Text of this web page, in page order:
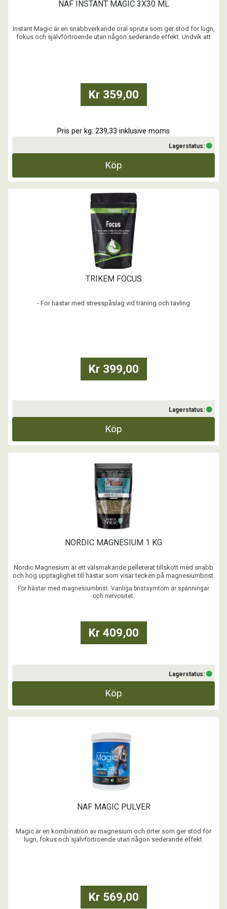
NAF INSTANT MAGIC 3X30 ML
Instant Magic är en snabbverkande oral spruta som ger stöd för lugn,
fokus och självförtroende utan någon sederande effekt. Undvik att
För fokus & koncentrati ...
Kr 359,00
Pris per kg: 239,33 inklusive moms
Lagerstatus:
Köp
TRIKEM FOCUS
- För hästar med stresspåslag vid träning och tävling
- För hästar som upplevs introverta eller nedstämda
Kr 399,00
Lagerstatus:
Köp
NORDIC MAGNESIUM 1 KG
Nordic Magnesium är ett välsmakande pelleterat tillskott med snabb
och hög upptaglighet till hästar som visar tecken på magnesiumbrist.
För hästar med magnesiumbrist. Vanliga bristsymtom är spänningar
och nervositet.
Kr 409,00
Lagerstatus:
Köp
NAF MAGIC PULVER
Magic är en kombination av magnesium och örter som ger stöd för
lugn, fokus och självförtroende utan någon sederande effekt.
Kr 569,00